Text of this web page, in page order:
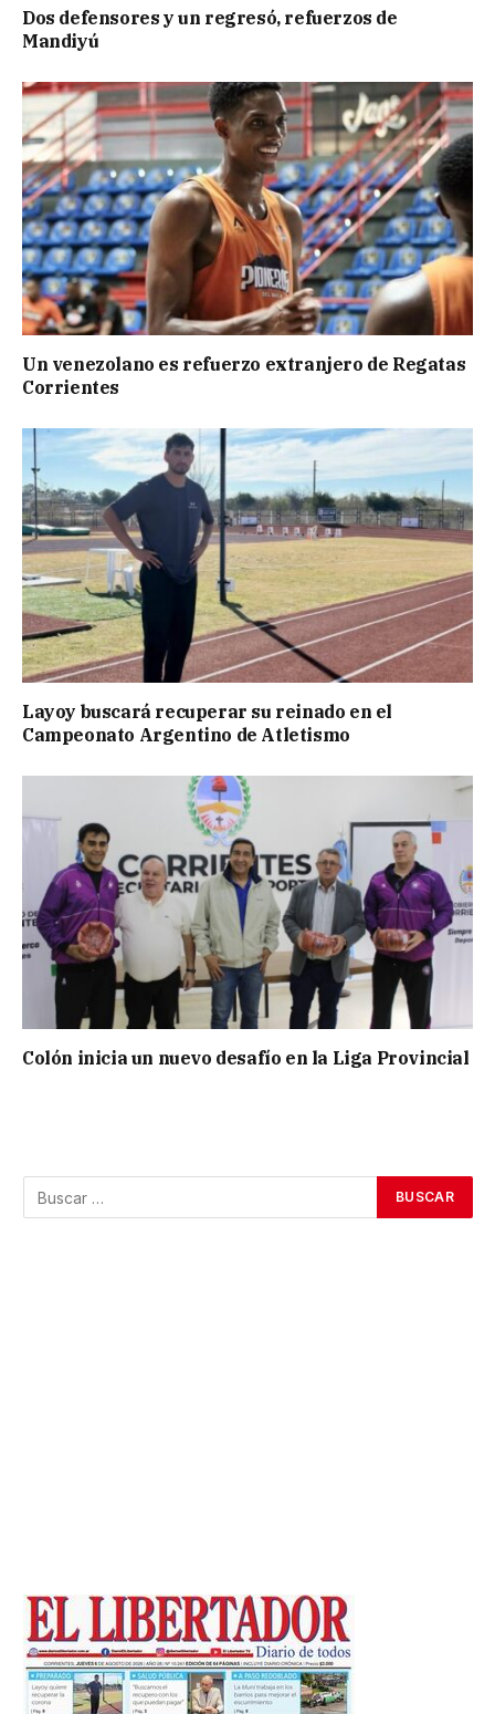
Dos defensores y un regresó, refuerzos de
Mandiyú
Un venezolano es refuerzo extranjero de Regatas
Corrientes
Layoy buscará recuperar su reinado en el
Campeonato Argentino de Atletismo
Colón inicia un nuevo desafío en la Liga Provincial